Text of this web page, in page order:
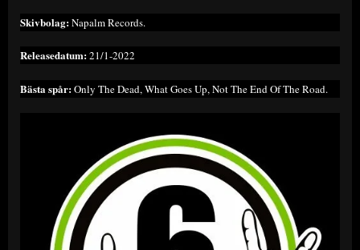
Skivbolag:Napalm Records.
Releasedatum:21/1-2022
Bästa spår:Only The Dead, What Goes Up, Not The End Of The Road.